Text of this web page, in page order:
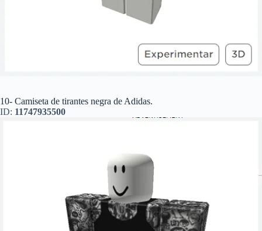
10- Camiseta de tirantes negra de Adidas.
ID: 11747935500